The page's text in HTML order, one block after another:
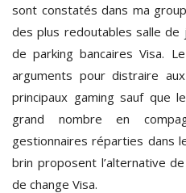
sont constatés dans ma
des plus redoutables salle de
de parking bancaires Visa.
arguments pour distraire
principaux gaming sauf que
grand nombre en
gestionnaires réparties dans
brin proposent l’alternative
de change Visa.